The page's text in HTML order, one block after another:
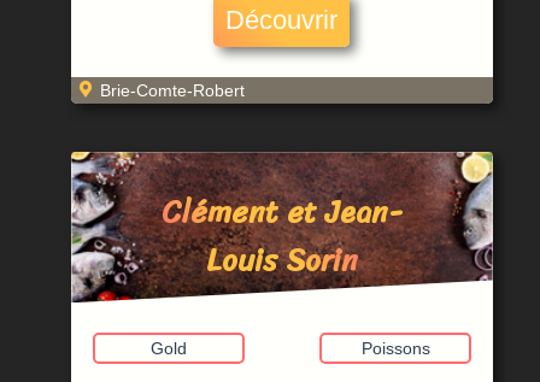
Découvrir
Brie-Comte-Robert
Clément et Jean-
Louis Sorin
Gold Poissons